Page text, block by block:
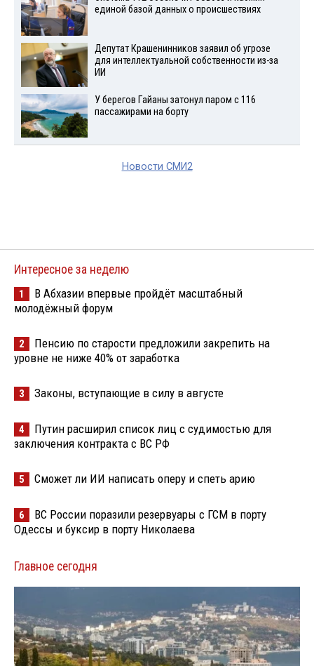
единой базой данных о происшествиях
Депутат Крашенинников заявил об угрозе
для интеллектуальной собственности из-за
ИИ
У берегов Гайаны затонул паром с 116
пассажирами на борту
Новости СМИ2
Интересное за неделю
1
В Абхазии впервые пройдёт масштабный
молодёжный форум
2
Пенсию по старости предложили закрепить на
уровне не ниже 40% от заработка
3 Законы, вступающие в силу в августе
4
Путин расширил список лиц с судимостью для
заключения контракта с ВС РФ
5 Сможет ли ИИ написать оперу и спеть арию
6
ВС России поразили резервуары с ГСМ в порту
Одессы и буксир в порту Николаева
Главное сегодня